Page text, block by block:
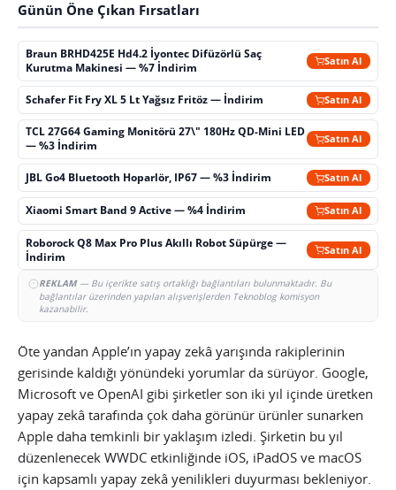
Günün Öne Çıkan Fırsatları
Braun BRHD425E Hd4.2 İyontec Difüzörlü Saç
Kurutma Makinesi — %7 İndirim
Satın Al
Schafer Fit Fry XL 5 Lt Yağsız Fritöz — İndirim Satın Al
TCL 27G64 Gaming Monitörü 27\" 180Hz QD-Mini LED
— %3 İndirim
Satın Al
JBL Go4 Bluetooth Hoparlör, IP67 — %3 İndirim Satın Al
Xiaomi Smart Band 9 Active — %4 İndirim Satın Al
Roborock Q8 Max Pro Plus Akıllı Robot Süpürge —
İndirim
Satın Al
REKLAM— Bu içerikte satış ortaklığı bağlantıları bulunmaktadır. Bu
bağlantılar üzerinden yapılan alışverişlerden Teknoblog komisyon
kazanabilir.
Öte yandan Apple’ın yapay zekâ yarışında rakiplerinin
gerisinde kaldığı yönündeki yorumlar da sürüyor. Google,
Microsoft ve OpenAI gibi şirketler son iki yıl içinde üretken
yapay zekâ tarafında çok daha görünür ürünler sunarken
Apple daha temkinli bir yaklaşım izledi. Şirketin bu yıl
düzenlenecek WWDC etkinliğinde iOS, iPadOS ve macOS
için kapsamlı yapay zekâ yenilikleri duyurması bekleniyor.